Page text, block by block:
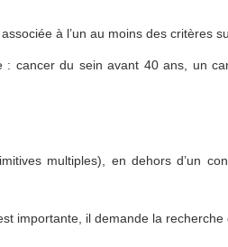
à l’un au moins des critères
cancer du sein avant 40 ans, un
multiples), en dehors d’un
importante, il demande la